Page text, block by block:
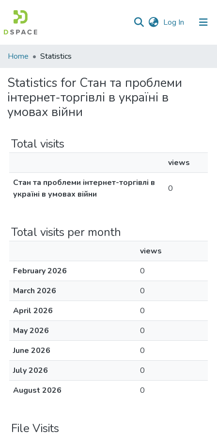
Log In (current)
Communities
Collections
All of DSpace
Home Statistics
Statistics for Стан та проблеми
інтернет-торгівлі в україні в
умовах війни
Total visits
views
Стан та проблеми інтернет-торгівлі в
україні в умовах війни
0
Total visits per month
views
February 2026
0
March 2026
0
April 2026
0
May 2026
0
June 2026
0
July 2026
0
August 2026
0
File Visits